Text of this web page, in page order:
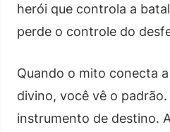
herói que controla a
perde o controle do
Quando o mito conecta
divino, você vê o
instrumento de destino.